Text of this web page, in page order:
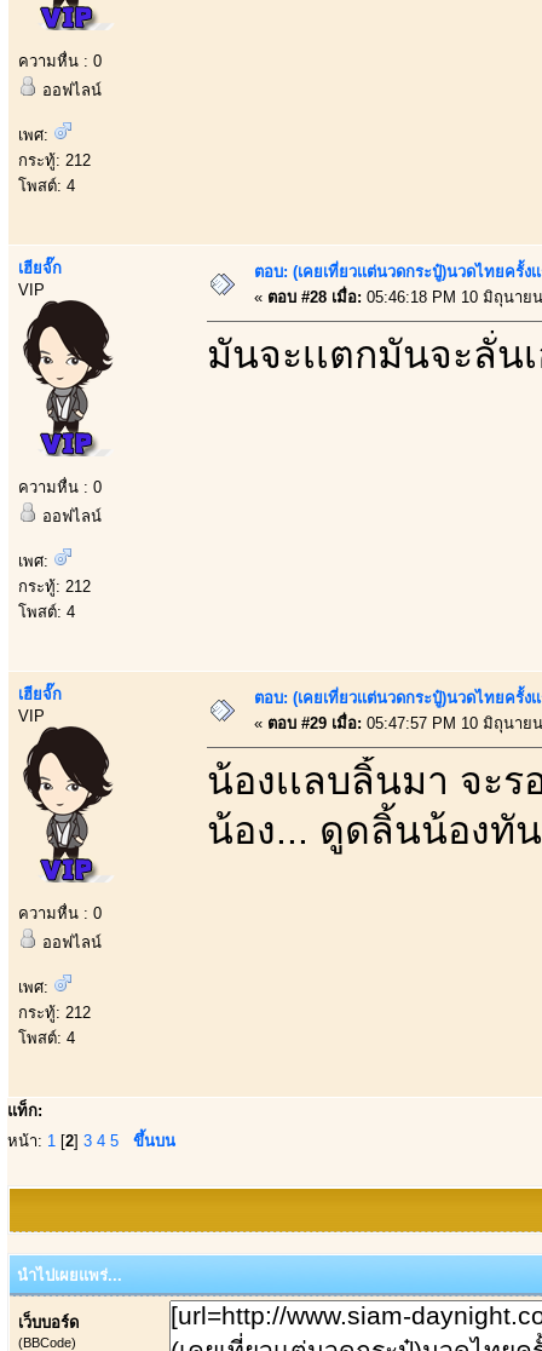
ความหื่น : 0
ออฟไลน์
เพศ:
กระทู้: 212
โพสต์: 4
เฮียจั๊ก
VIP
ความหื่น : 0
ออฟไลน์
เพศ:
กระทู้: 212
โพสต์: 4
ตอบ: (เคยเที่ยวเเต่นวดกระปู๋)นวดไทยครั้ง
« ตอบ #28 เมื่อ: 05:46:18 PM 10 มิถุนาย
มันจะเเตกมันจะลั่
เฮียจั๊ก
VIP
ความหื่น : 0
ออฟไลน์
เพศ:
กระทู้: 212
โพสต์: 4
ตอบ: (เคยเที่ยวเเต่นวดกระปู๋)นวดไทยครั้ง
« ตอบ #29 เมื่อ: 05:47:57 PM 10 มิถุนาย
น้องเเลบลิ้นมา จะ
น้อง... ดูดลิ้นน้องทั
แท็ก:
หน้า: 1 [2] 3 4 5 ขึ้นบน
นำไปเผยแพร่...
เว็บบอร์ด
(BBCode)